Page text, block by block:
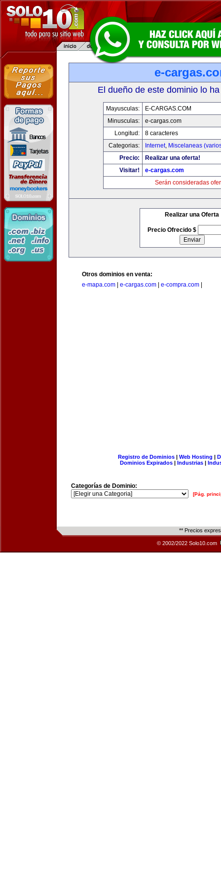
e-
El dueño de este dominio lo
Mayusculas:
E-CARGAS.COM
Minusculas:
e-cargas.com
Longitud:
8 caracteres
Categorias:
Internet, Miscelaneas
Precio:
Realizar una oferta!
Visitar!
e-cargas.com
Serán consideradas
Realizar una Oferta
Precio Ofrecido $
Otros dominios en venta:
e-mapa.com
e-cargas.com e-compra.com
Registro de Dominios| Web Hosting |
Dominios Expirados | Industrias |
Categorías de Dominio:
[Pág.
** Precios
© 2002/2022 Solo10.com